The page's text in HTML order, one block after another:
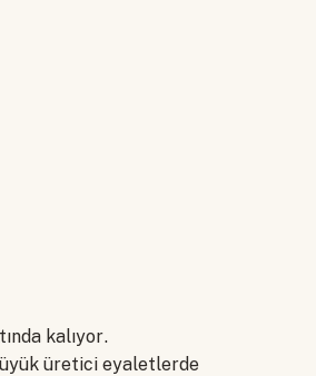
kalıyor.
üretici eyaletlerde